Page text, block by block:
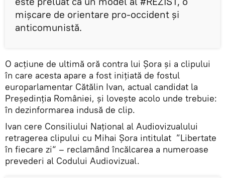
mișcare de orientare pro-occident și
anticomunistă.
O acțiune de ultimă oră contra lui Șora și a clipului
în care acesta apare a fost inițiată de fostul
europarlamentar Cătălin Ivan, actual candidat la
Președinția României, și lovește acolo unde trebuie:
în dezinformarea indusă de clip.
Ivan cere Consiliului Național al Audiovizualului
retragerea clipului cu Mihai Șora intitulat ”Libertate
în fiecare zi“ – reclamând încălcarea a numeroase
prevederi al Codului Audiovizual.